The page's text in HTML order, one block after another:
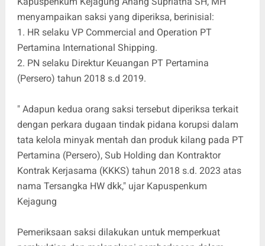
menyampaikan saksi yang diperiksa, berinisial:
1. HR selaku VP Commercial and Operation PT
Pertamina International Shipping.
2. PN selaku Direktur Keuangan PT Pertamina
(Persero) tahun 2018 s.d 2019.
" Adapun kedua orang saksi tersebut diperiksa terkait
dengan perkara dugaan tindak pidana korupsi dalam
tata kelola minyak mentah dan produk kilang pada PT
Pertamina (Persero), Sub Holding dan Kontraktor
Kontrak Kerjasama (KKKS) tahun 2018 s.d. 2023 atas
nama Tersangka HW dkk," ujar Kapuspenkum
Kejagung
Pemeriksaan saksi dilakukan untuk memperkuat